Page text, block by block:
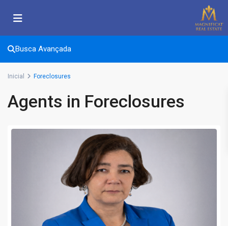
Busca Avançada
Inicial Foreclosures
Agents in Foreclosures